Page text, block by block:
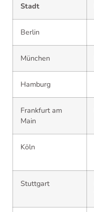
Stadt
Berlin
München
Hamburg
Frankfurt am
Main
Köln
Stuttgart